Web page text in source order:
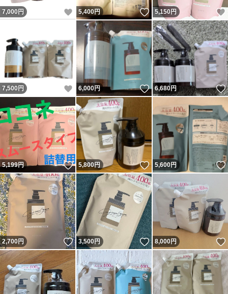
7,000 円 いいね！
5,400円 いいね！
5,150円
7,500 円 いいね！
6,000円 いいね！
6,680円
5,199円 いいね！
5,800円 いいね！
5,600円
2,700円 いいね！
3,500円 いいね！
8,000円